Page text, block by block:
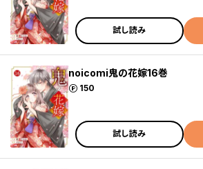
試し読み
noicomi鬼の花嫁16巻
150
ポイント
試し読み